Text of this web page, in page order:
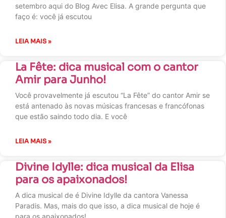
setembro aqui do Blog Avec Elisa. A grande pergunta que
faço é: você já escutou
LEIA MAIS »
La Fête: dica musical com o cantor
Amir para Junho!
Você provavelmente já escutou “La Fête” do cantor Amir se
está antenado às novas músicas francesas e francófonas
que estão saindo todo dia. E você
LEIA MAIS »
Divine Idylle: dica musical da Elisa
para os apaixonados!
A dica musical de é Divine Idylle da cantora Vanessa
Paradis. Mas, mais do que isso, a dica musical de hoje é
para os apaixonados!